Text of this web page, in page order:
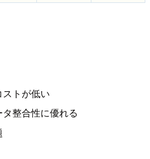
トが低い
整合性に優れる